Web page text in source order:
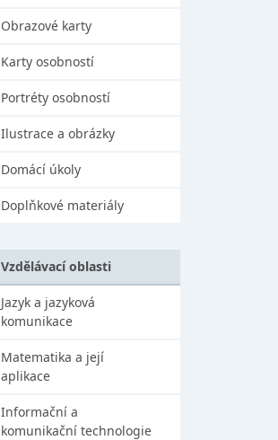
Obrazové karty
Karty osobností
Portréty osobností
Ilustrace a obrázky
Domácí úkoly
Doplňkové materiály
Vzdělávací oblasti
Jazyk a jazyková
komunikace
Matematika a její
aplikace
Informační a
komunikační technologie